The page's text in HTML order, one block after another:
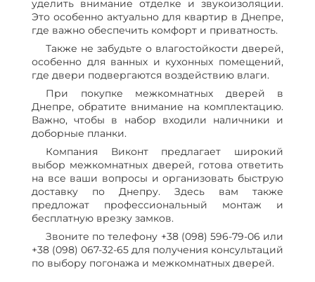
уделить внимание отделке и звукоизоляции.
Это особенно актуально для квартир в Днепре,
где важно обеспечить комфорт и приватность.
Также не забудьте о влагостойкости дверей,
особенно для ванных и кухонных помещений,
где двери подвергаются воздействию влаги.
При покупке межкомнатных дверей в
Днепре, обратите внимание на комплектацию.
Важно, чтобы в набор входили наличники и
доборные планки.
Компания Виконт предлагает широкий
выбор межкомнатных дверей, готова ответить
на все ваши вопросы и организовать быструю
доставку по Днепру. Здесь вам также
предложат профессиональный монтаж и
бесплатную врезку замков.
Звоните по телефону +38 (098) 596-79-06 или
+38 (098) 067-32-65 для получения консультаций
по выбору погонажа и межкомнатных дверей.